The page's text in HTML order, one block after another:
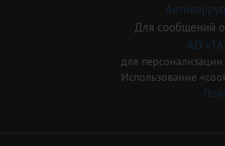
Для сообщений
АО
для
Использование